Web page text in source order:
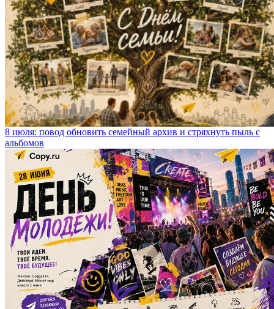
8 июля: повод обновить семейный архив и стряхнуть пыль с
альбомов